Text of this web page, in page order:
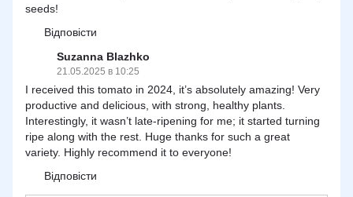
seeds!
Відповісти
Suzanna Blazhko
21.05.2025 в 10:25
I received this tomato in 2024, it’s absolutely amazing! Very
productive and delicious, with strong, healthy plants.
Interestingly, it wasn’t late-ripening for me; it started turning
ripe along with the rest. Huge thanks for such a great
variety. Highly recommend it to everyone!
Відповісти